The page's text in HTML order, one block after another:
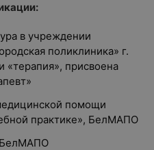
в учреждении
поликлиника» г.
«терапия», присвоена
помощи
практике», БелМАПО
БелМАПО